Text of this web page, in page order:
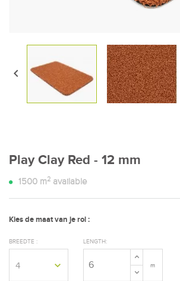

Play Clay Red - 12 mm
1500 m2 available
LENGTH:
m
BREEDTE :
Kies de maat van je rol :